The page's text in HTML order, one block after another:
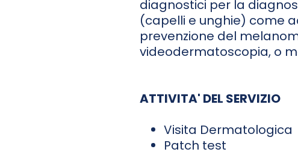
diagnostici per la
(capelli e unghie) come
prevenzione del
videodermatoscopia, o
ATTIVITA' DEL SERVIZIO
Visita Dermatologica
Patch test